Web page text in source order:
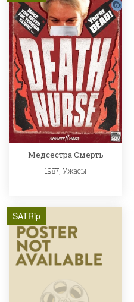
Медсестра Смерть
1987,Ужасы
SATRip